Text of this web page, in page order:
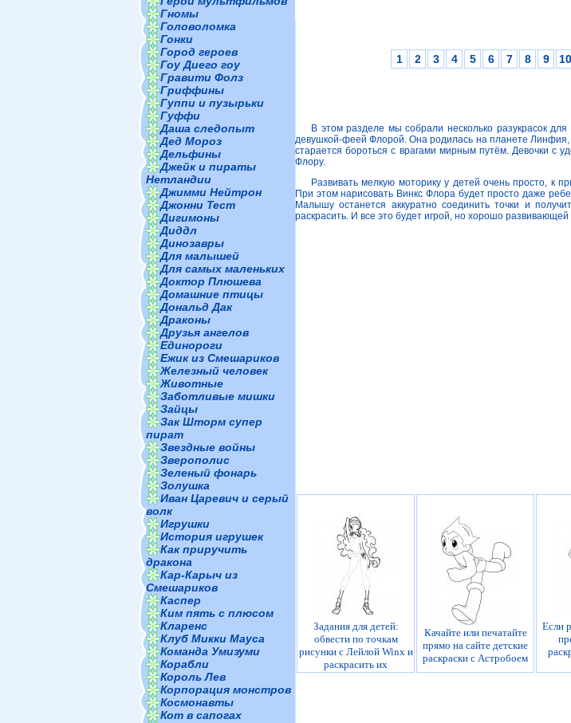
Гномы
Головоломка
Гонки
Город героев
Гоу Диего гоу
Гравити Фолз
Гриффины
Гуппи и пузырьки
Гуффи
Даша следопыт
Дед Мороз
Дельфины
Джейк и пираты
Нетландии
Джимми Нейтрон
Джонни Тест
Дигимоны
Диддл
Динозавры
Для малышей
Для самых маленьких
Доктор Плюшева
Домашние птицы
Дональд Дак
Драконы
Друзья ангелов
Единороги
Ежик из Смешариков
Железный человек
Животные
Заботливые мишки
Зайцы
Зак Шторм супер
пират
Звездные войны
Зверополис
Зеленый фонарь
Золушка
Иван Царевич и серый
волк
Игрушки
История игрушек
Как приручить
дракона
Кар-Карыч из
Смешариков
Каспер
Ким пять с плюсом
Кларенс
Клуб Микки Мауса
Команда Умизуми
Корабли
Король Лев
Корпорация монстров
Космонавты
Кот в сапогах
1 2 3 4 5 6 7 8 9 10
В этом разделе мы собрали несколько разукрасок
девушкой-феей Флорой. Она родилась на планете Линфия,
старается бороться с врагами мирным путём. Девочки с
Флору.
Развивать мелкую моторику у детей очень просто, к
При этом нарисовать Винкс Флора будет просто даже
Малышу останется аккуратно соединить точки и
раскрасить. И все это будет игрой, но хорошо
Задания для детей:
обвести по точкам
рисунки с Лейлой Winx и
раскрасить их
Качайте или печатайте
прямо на сайте детские
раскраски с Астробоем
Если